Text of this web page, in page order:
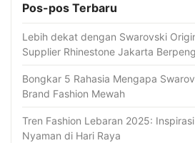
Pos-pos Terbaru
Lebih dekat dengan Swarovski
Supplier Rhinestone Jakarta
Bongkar 5 Rahasia Mengapa
Brand Fashion Mewah
Tren Fashion Lebaran 2025:
Nyaman di Hari Raya